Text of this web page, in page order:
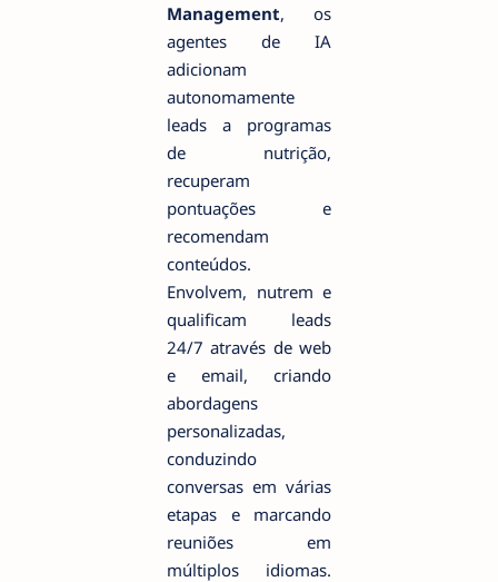
Management, os
agentes de IA
adicionam
autonomamente
leads a programas
de nutrição,
recuperam
pontuações e
recomendam
conteúdos.
Envolvem, nutrem e
qualificam leads
24/7 através de web
e email, criando
abordagens
personalizadas,
conduzindo
conversas em várias
etapas e marcando
reuniões em
múltiplos idiomas.